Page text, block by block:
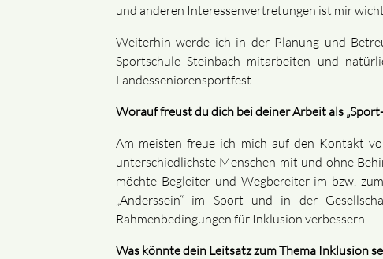
und anderen Interessenvertretungen ist mir
Weiterhin werde ich in der Planung und
Sportschule Steinbach mitarbeiten und
Landesseniorensportfest.
Worauf freust du dich bei deiner Arbeit als
Am meisten freue ich mich auf den Kontakt
unterschiedlichste Menschen mit und ohne
möchte Begleiter und Wegbereiter im bzw.
„Anderssein“ im Sport und in der
Rahmenbedingungen für Inklusion verbessern.
Was könnte dein Leitsatz zum Thema Inklusion